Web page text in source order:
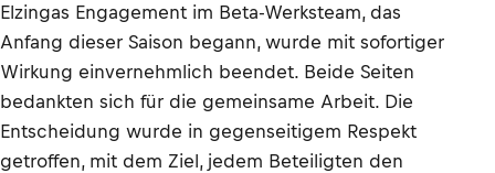
Elzingas Engagement im Beta-Werksteam, das
Anfang dieser Saison begann, wurde mit sofortiger
Wirkung einvernehmlich beendet. Beide Seiten
bedankten sich für die gemeinsame Arbeit. Die
Entscheidung wurde in gegenseitigem Respekt
getroffen, mit dem Ziel, jedem Beteiligten den